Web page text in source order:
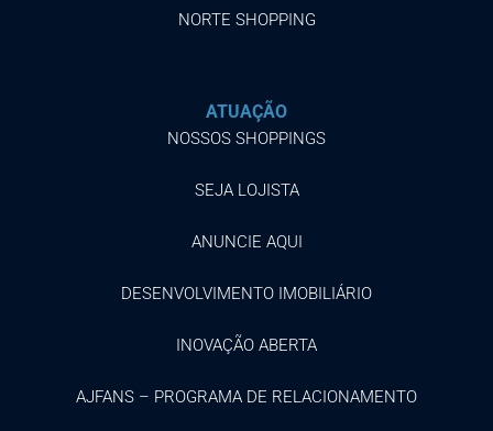
NORTE SHOPPING
ATUAÇÃO
NOSSOS SHOPPINGS
SEJA LOJISTA
ANUNCIE AQUI
DESENVOLVIMENTO IMOBILIÁRIO
INOVAÇÃO ABERTA
AJFANS – PROGRAMA DE RELACIONAMENTO